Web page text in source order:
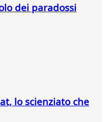
dei paradossi
lo scienziato che